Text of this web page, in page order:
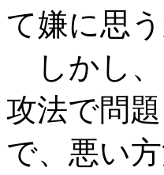
て嫌に思
しかし、
攻法で問
で、悪い